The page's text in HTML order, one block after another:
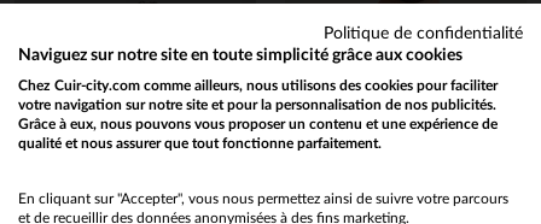
Would you like to be redirected to our English site?
No
Politique de confidentialité
Naviguez sur notre site en toute simplicité grâce aux cookies
Chez Cuir-city.com comme ailleurs, nous utilisons des cookies pour faciliter
votre navigation sur notre site et pour la personnalisation de nos publicités.
Grâce à eux, nous pouvons vous proposer un contenu et une expérience de
qualité et nous assurer que tout fonctionne parfaitement.
En cliquant sur "Accepter", vous nous permettez ainsi de suivre votre parcours
et de recueillir des données anonymisées à des fins marketing.